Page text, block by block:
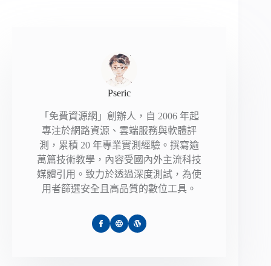
Pseric
「免費資源網」創辦人，自 2006 年起
專注於網路資源、雲端服務與軟體評
測，累積 20 年專業實測經驗。撰寫逾
萬篇技術教學，內容受國內外主流科技
媒體引用。致力於透過深度測試，為使
用者篩選安全且高品質的數位工具。